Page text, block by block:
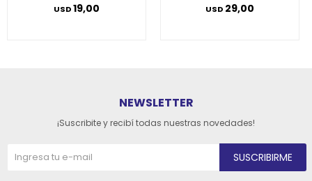
USD19,00 USD 29,00
NEWSLETTER
¡Suscribite y recibí todas nuestras novedades!
SUSCRIBIRME